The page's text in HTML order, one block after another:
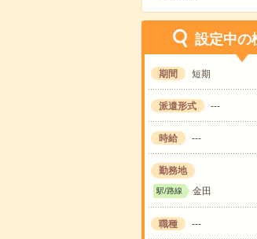
設定中の
期間 短期
派遣形式 ---
時給 ---
勤務地
駅/路線 金田
職種 ---